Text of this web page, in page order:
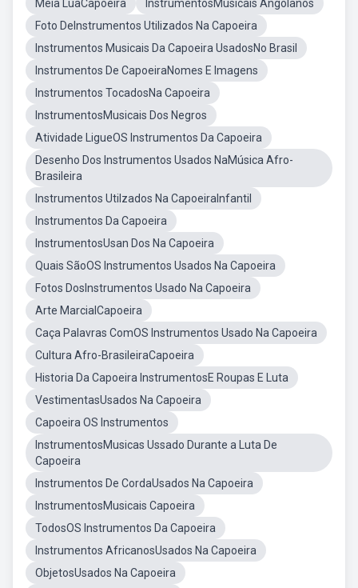
Meia LuaCapoeira
InstrumentosMusicais Angolanos
Foto DeInstrumentos Utilizados Na Capoeira
Instrumentos Musicais Da Capoeira UsadosNo Brasil
Instrumentos De CapoeiraNomes E Imagens
Instrumentos TocadosNa Capoeira
InstrumentosMusicais Dos Negros
Atividade LigueOS Instrumentos Da Capoeira
Desenho Dos Instrumentos Usados NaMúsica Afro-
Brasileira
Instrumentos Utilzados Na CapoeiraInfantil
Instrumentos Da Capoeira
InstrumentosUsan Dos Na Capoeira
Quais SãoOS Instrumentos Usados Na Capoeira
Fotos DosInstrumentos Usado Na Capoeira
Arte MarcialCapoeira
Caça Palavras ComOS Instrumentos Usado Na Capoeira
Cultura Afro-BrasileiraCapoeira
Historia Da Capoeira InstrumentosE Roupas E Luta
VestimentasUsados Na Capoeira
Capoeira OS Instrumentos
InstrumentosMusicas Ussado Durante a Luta De
Capoeira
Instrumentos De CordaUsados Na Capoeira
InstrumentosMusicais Capoeira
TodosOS Instrumentos Da Capoeira
Instrumentos AfricanosUsados Na Capoeira
ObjetosUsados Na Capoeira